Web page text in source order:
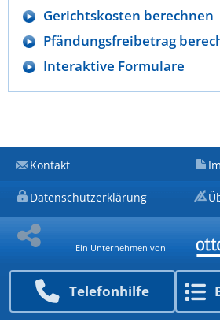
Telefon­hilfe
Gerichtskosten berechnen
Pfändungsfreibetrag
Interaktive Formulare
Kontakt
Datenschutzerklärung
Ein Unternehmen von